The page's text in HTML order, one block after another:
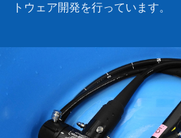
トウェア開発を行っています。